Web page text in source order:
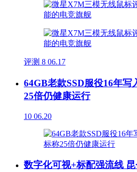
评测 8 06.17
64GB老款SSD服役16年写
25倍仍健康运行
10 06.20
数字化可视+标配强流线